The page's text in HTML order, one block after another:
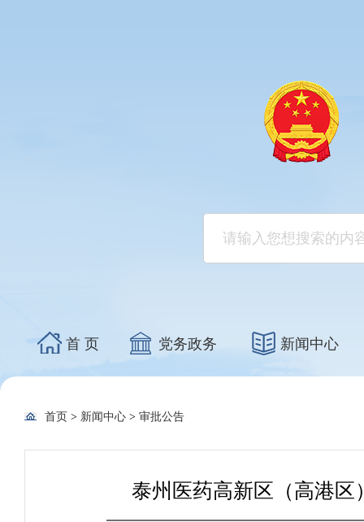
首 页 党务政务 新闻中心
首页 > 新闻中心 > 审批公告
泰州医药高新区（高港区